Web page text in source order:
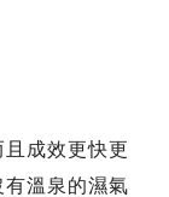
成效更快更
溫泉的濕氣